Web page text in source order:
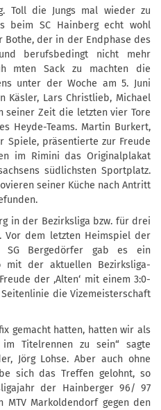
Toll die Jungs mal wieder zu
beim SC Hainberg echt wohl
Bothe, der in der Endphase des
berufsbedingt nicht mehr
mten Sack zu machten die
unter der Woche am 5. Juni
Käsler, Lars Christlieb, Michael
seiner Zeit die letzten vier Tore
Heyde-Teams. Martin Burkert,
Spiele, präsentierte zur Freude
im Rimini das Originalplakat
südlichsten Sportplatz.
seiner Küche nach Antritt
in der Bezirksliga bzw. für drei
Vor dem letzten Heimspiel der
SG Bergedörfer gab es ein
mit der aktuellen Bezirksliga-
der ‚Alten‘ mit einem 3:0-
die Vizemeisterschaft
gemacht hatten, hatten wir als
Titelrennen zu sein“ sagte
Jörg Lohse. Aber auch ohne
sich das Treffen gelohnt, so
der Hainberger 96/ 97
MTV Markoldendorf gegen den